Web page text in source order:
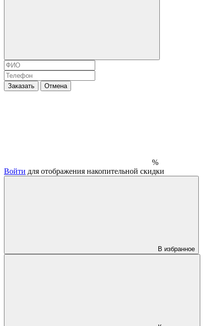
Заказать Отмена
%
Войти для отображения накопительной скидки
В избранное